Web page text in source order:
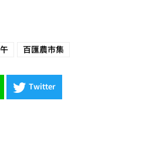
百匯農市集
Twitter